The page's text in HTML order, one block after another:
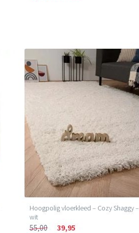
Hoogpolig vloerkleed – Cozy Shaggy –
wit
55,00 39,95